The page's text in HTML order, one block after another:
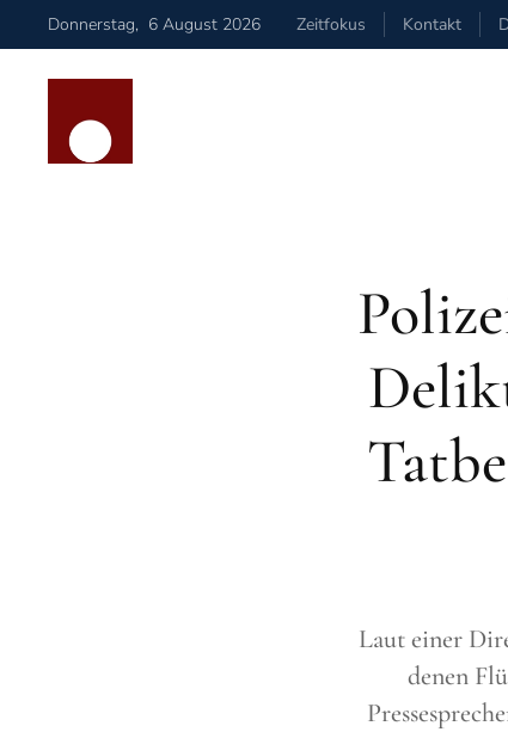
Donnerstag, 6 August 2026 Zeitfokus Kontakt
Laut einer
denen